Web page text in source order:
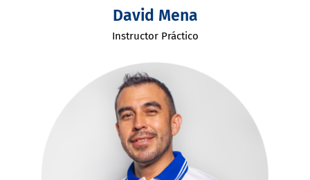
David Mena
Instructor Práctico